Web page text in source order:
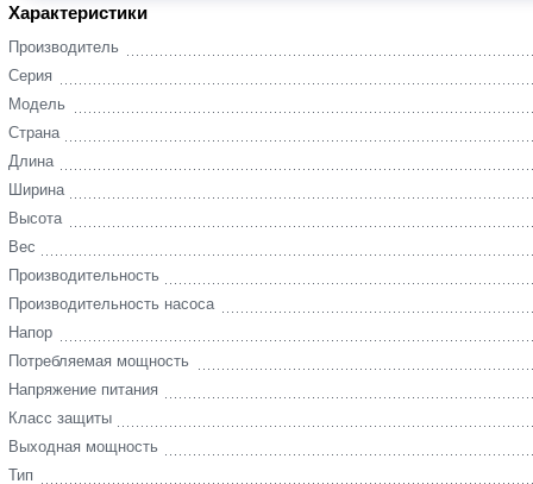
Характеристики
Производитель
Серия
Модель
Страна
Длина
Ширина
Высота
Вес
Производительность
Производительность насоса
Напор
Потребляемая мощность
Напряжение питания
Класс защиты
Выходная мощность
Тип